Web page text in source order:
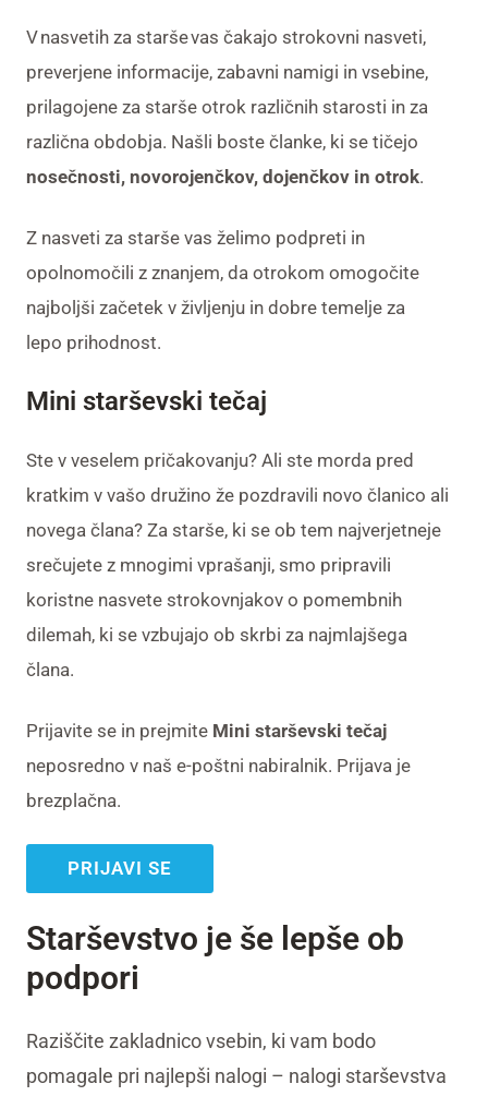
V nasvetih za starše vas čakajo strokovni nasveti,
preverjene informacije, zabavni namigi in vsebine,
prilagojene za starše otrok različnih starosti in za
različna obdobja. Našli boste članke, ki se tičejo
nosečnosti, novorojenčkov, dojenčkov in otrok.
Z nasveti za starše vas želimo podpreti in
opolnomočili z znanjem, da otrokom omogočite
najboljši začetek v življenju in dobre temelje za
lepo prihodnost.
Mini starševski tečaj
Ste v veselem pričakovanju? Ali ste morda pred
kratkim v vašo družino že pozdravili novo članico ali
novega člana? Za starše, ki se ob tem najverjetneje
srečujete z mnogimi vprašanji, smo pripravili
koristne nasvete strokovnjakov o pomembnih
dilemah, ki se vzbujajo ob skrbi za najmlajšega
člana.
Prijavite se in prejmite Mini starševski tečaj
neposredno v naš e-poštni nabiralnik. Prijava je
brezplačna.
PRIJAVI SE
Starševstvo je še lepše ob
podpori
Raziščite zakladnico vsebin, ki vam bodo
pomagale pri najlepši nalogi – nalogi starševstva